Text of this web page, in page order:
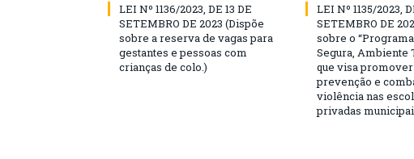
LEI Nº 1136/2023, DE 13 DE
SETEMBRO DE 2023 (Dispõe
sobre a reserva de vagas para
gestantes e pessoas com
crianças de colo.)
LEI Nº 1135/2023,
SETEMBRO DE
sobre o
Segura, Ambiente
que visa
prevenção e
violência nas
privadas